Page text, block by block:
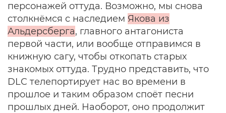
персонажей оттуда. Возможно, мы снова
столкнёмся с наследием Якова из
Альдерсберга, главного антагониста
первой части, или вообще отправимся в
книжную сагу, чтобы откопать старых
знакомых оттуда. Трудно представить, что
DLC телепортирует нас во времени в
прошлое и таким образом споёт песни
прошлых дней. Наоборот, оно продолжит